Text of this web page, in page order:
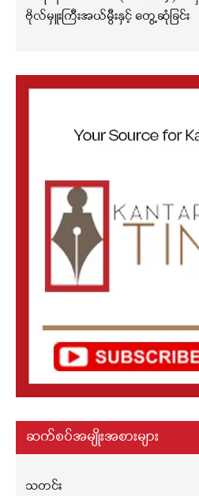
ဗိုလ်မှူးကြီးအယ်မွီးနှင့် တွေ့ဆုံခြင်း
ဆက်စပ်အမျိုးအစားများ
သတင်း